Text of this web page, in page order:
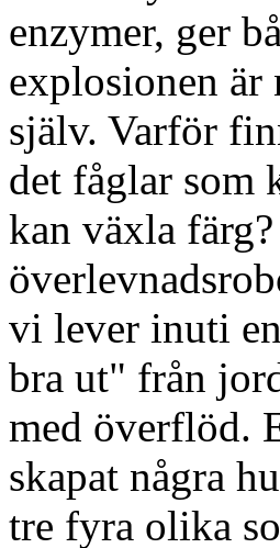
enzymer, ger
explosionen är
själv. Varför
det fåglar som
kan växla
vi lever inuti
bra ut" från
med överflöd.
skapat några
tre fyra olika